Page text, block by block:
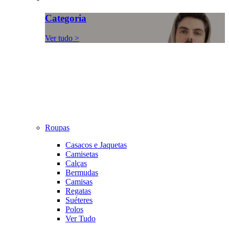
Categoria
Ver tudo >
Roupas
Casacos e Jaquetas
Camisetas
Calças
Bermudas
Camisas
Regatas
Suéteres
Polos
Ver Tudo